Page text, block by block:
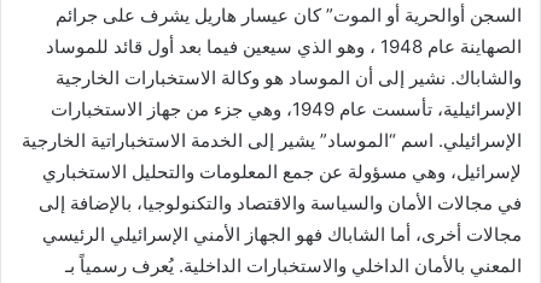
السجن أوالحرية أو الموت” كان عيسار هاريل يشرف على جرائم
الصهاينة عام 1948 ، وهو الذي سيعين فيما بعد أول قائد للموساد
والشاباك. نشير إلى أن الموساد هو وكالة الاستخبارات الخارجية
الإسرائيلية، تأسست عام 1949، وهي جزء من جهاز الاستخبارات
الإسرائيلي. اسم “الموساد” يشير إلى الخدمة الاستخباراتية الخارجية
لإسرائيل، وهي مسؤولة عن جمع المعلومات والتحليل الاستخباري
في مجالات الأمان والسياسة والاقتصاد والتكنولوجيا، بالإضافة إلى
مجالات أخرى، أما الشاباك فهو الجهاز الأمني الإسرائيلي الرئيسي
المعني بالأمان الداخلي والاستخبارات الداخلية. يُعرف رسمياً بـ